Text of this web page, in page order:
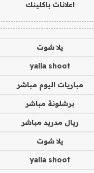
اعلانات باكلينك
يلا شوت
yalla shoot
مباريات اليوم مباشر
برشلونة مباشر
ريال مدريد مباشر
يلا شوت
yalla shoot